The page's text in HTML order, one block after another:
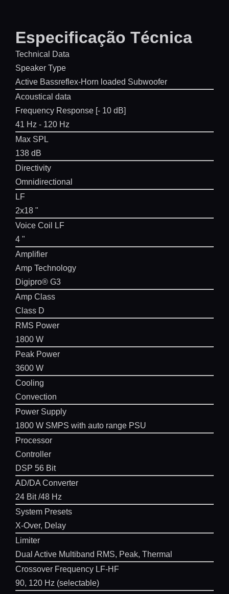
Especificação Técnica
Technical Data
Speaker Type
Active Bassreflex-Horn loaded Subwoofer
Acoustical data
Frequency Response [- 10 dB]
41 Hz - 120 Hz
Max SPL
138 dB
Directivity
Omnidirectional
LF
2x18 "
Voice Coil LF
4 "
Amplifier
Amp Technology
Digipro® G3
Amp Class
Class D
RMS Power
1800 W
Peak Power
3600 W
Cooling
Convection
Power Supply
1800 W SMPS with auto range PSU
Processor
Controller
DSP 56 Bit
AD/DA Converter
24 Bit /48 Hz
System Presets
X-Over, Delay
Limiter
Dual Active Multiband RMS, Peak, Thermal
Crossover Frequency LF-HF
90, 120 Hz (selectable)